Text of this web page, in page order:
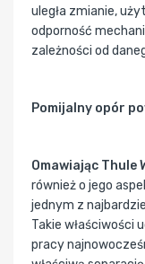
uległa zmianie,
odporność
zależności od
Pomijalny opór
Omawiając Thule
również o jego
jednym z
Takie właściwości
pracy